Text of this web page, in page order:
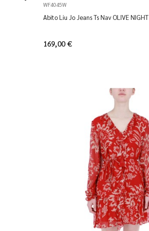
WF4045W
Abito Liu Jo Jeans Ts Nav OLIVE NIGHT
169,00 €